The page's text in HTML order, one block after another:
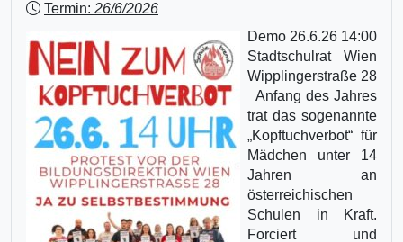
Termin: 26/6/2026
Demo 26.6.26 14:00
Stadtschulrat Wien
Wipplingerstraße 28
Anfang des Jahres
trat das sogenannte
„Kopftuchverbot“ für
Mädchen unter 14
Jahren an
österreichischen
Schulen in Kraft.
Forciert und